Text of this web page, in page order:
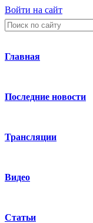
Войти на сайт
Главная
Последние новости
Трансляции
Видео
Статьи